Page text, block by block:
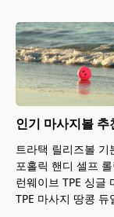
인기 마사지볼 추
트라택 릴리즈볼
포홀릭 핸디 셀프
런웨이브 TPE 싱글
TPE 마사지 땅콩